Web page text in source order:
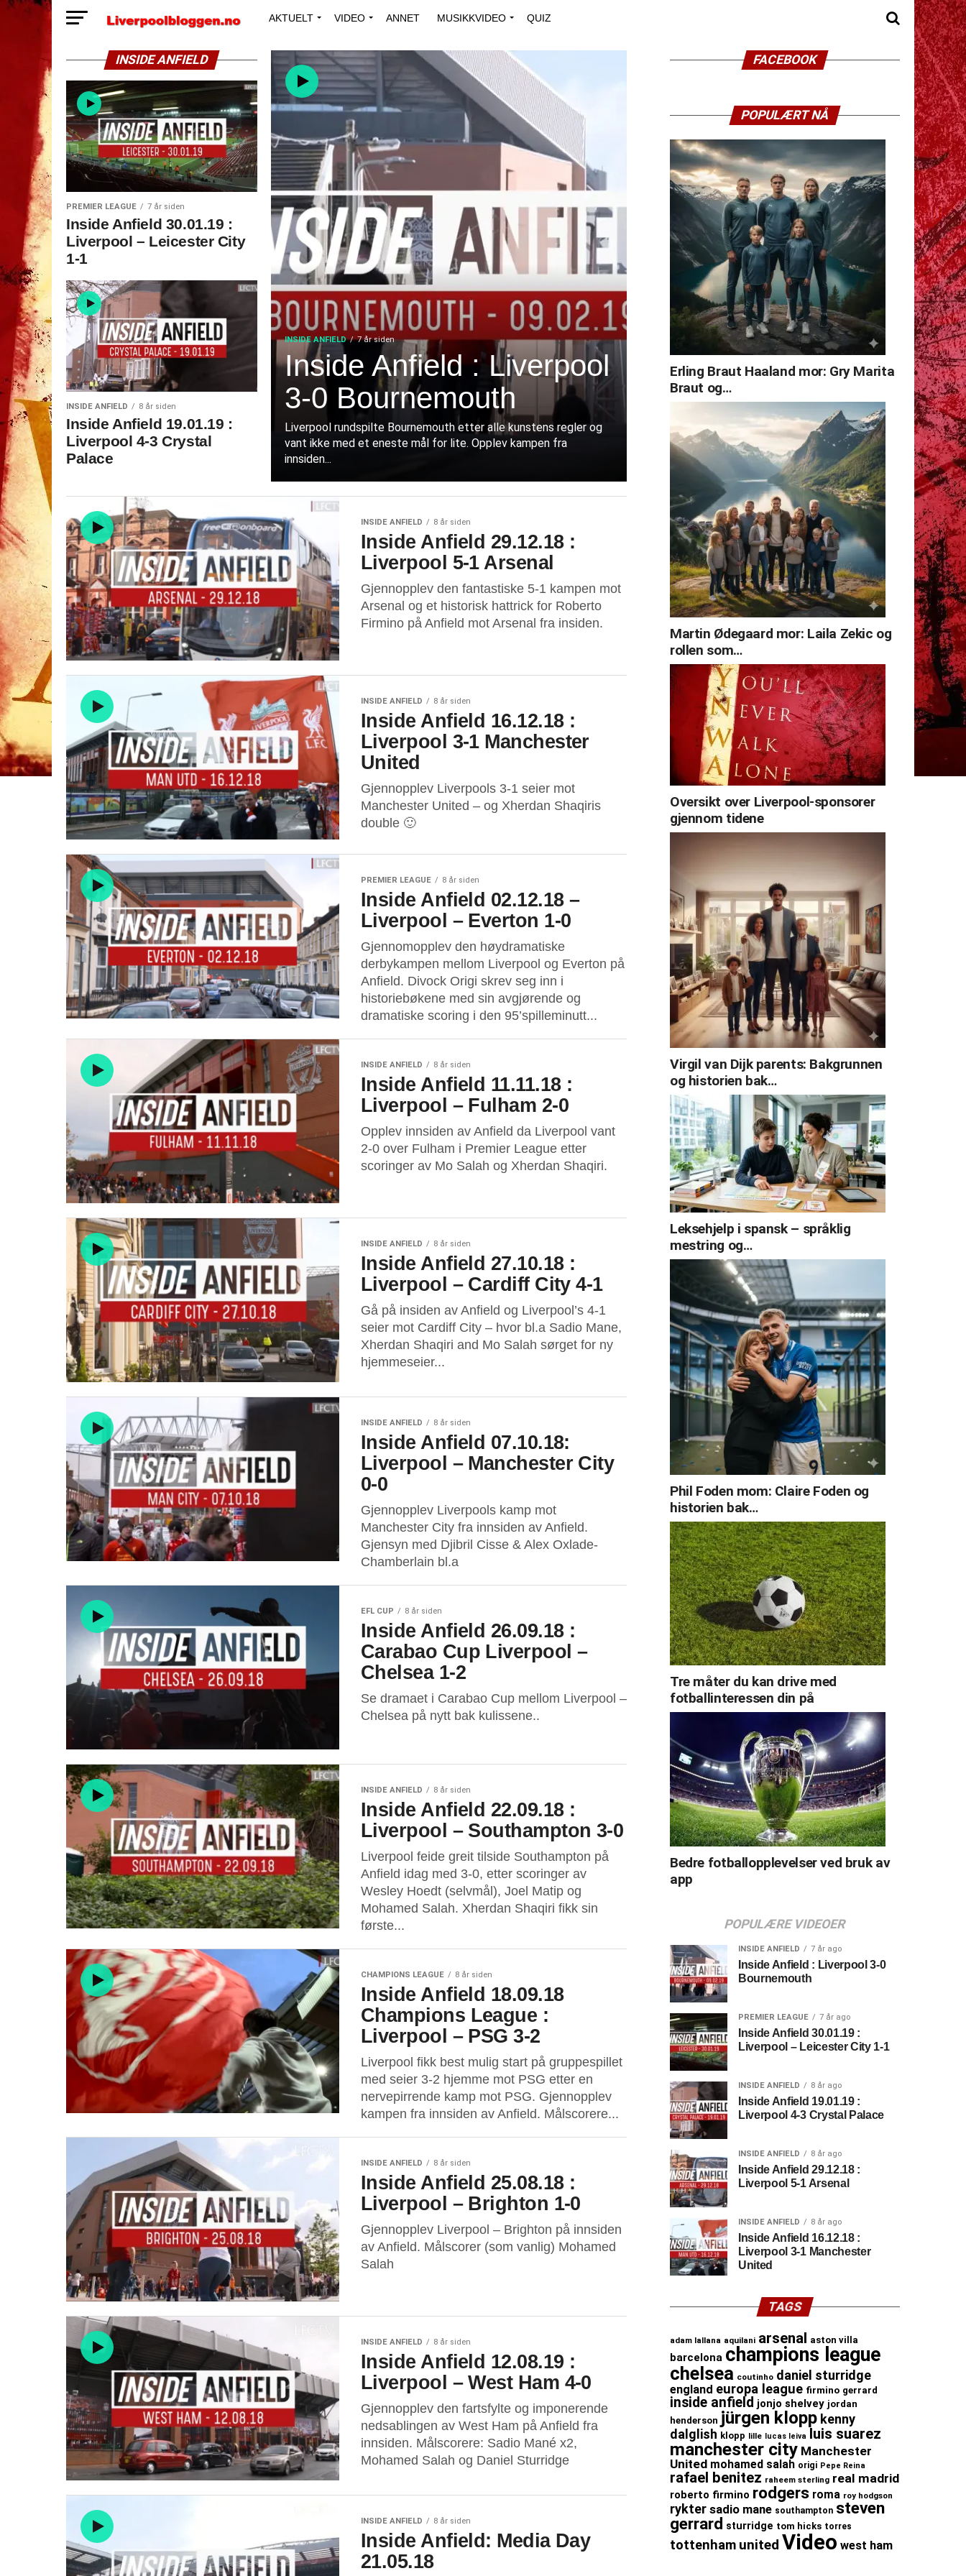
AKTUELT VIDEO ANNET MUSIKKVIDEO QUIZ
INSIDE ANFIELD 7 år siden
Inside Anfield : Liverpool
3-0 Bournemouth
Liverpool rundspilte Bournemouth etter alle kunstens regler og
vant ikke med et eneste mål for lite. Opplev kampen fra
innsiden...
INSIDE ANFIELD
PREMIER LEAGUE 7 år siden
Inside Anfield 30.01.19 :
Liverpool – Leicester City
1-1
INSIDE ANFIELD 8 år siden
Inside Anfield 19.01.19 :
Liverpool 4-3 Crystal
Palace
INSIDE ANFIELD 8 år siden
Inside Anfield 29.12.18 :
Liverpool 5-1 Arsenal
Gjennopplev den fantastiske 5-1 kampen mot
Arsenal og et historisk hattrick for Roberto
Firmino på Anfield mot Arsenal fra insiden.
INSIDE ANFIELD 8 år siden
Inside Anfield 16.12.18 :
Liverpool 3-1 Manchester
United
Gjennopplev Liverpools 3-1 seier mot
Manchester United – og Xherdan Shaqiris
double 🙂
PREMIER LEAGUE 8 år siden
Inside Anfield 02.12.18 –
Liverpool – Everton 1-0
Gjennomopplev den høydramatiske
derbykampen mellom Liverpool og Everton på
Anfield. Divock Origi skrev seg inn i
historiebøkene med sin avgjørende og
dramatiske scoring i den 95’spilleminutt...
INSIDE ANFIELD 8 år siden
Inside Anfield 11.11.18 :
Liverpool – Fulham 2-0
Opplev innsiden av Anfield da Liverpool vant
2-0 over Fulham i Premier League etter
scoringer av Mo Salah og Xherdan Shaqiri.
INSIDE ANFIELD 8 år siden
Inside Anfield 27.10.18 :
Liverpool – Cardiff City 4-1
Gå på insiden av Anfield og Liverpool’s 4-1
seier mot Cardiff City – hvor bl.a Sadio Mane,
Xherdan Shaqiri and Mo Salah sørget for ny
hjemmeseier...
INSIDE ANFIELD 8 år siden
Inside Anfield 07.10.18:
Liverpool – Manchester City
0-0
Gjennopplev Liverpools kamp mot
Manchester City fra innsiden av Anfield.
Gjensyn med Djibril Cisse & Alex Oxlade-
Chamberlain bl.a
EFL CUP 8 år siden
Inside Anfield 26.09.18 :
Carabao Cup Liverpool –
Chelsea 1-2
Se dramaet i Carabao Cup mellom Liverpool –
Chelsea på nytt bak kulissene..
INSIDE ANFIELD 8 år siden
Inside Anfield 22.09.18 :
Liverpool – Southampton 3-0
Liverpool feide greit tilside Southampton på
Anfield idag med 3-0, etter scoringer av
Wesley Hoedt (selvmål), Joel Matip og
Mohamed Salah. Xherdan Shaqiri fikk sin
første...
CHAMPIONS LEAGUE 8 år siden
Inside Anfield 18.09.18
Champions League :
Liverpool – PSG 3-2
Liverpool fikk best mulig start på gruppespillet
med seier 3-2 hjemme mot PSG etter en
nervepirrende kamp mot PSG. Gjennopplev
kampen fra innsiden av Anfield. Målscorere...
INSIDE ANFIELD 8 år siden
Inside Anfield 25.08.18 :
Liverpool – Brighton 1-0
Gjennopplev Liverpool – Brighton på innsiden
av Anfield. Målscorer (som vanlig) Mohamed
Salah
INSIDE ANFIELD 8 år siden
Inside Anfield 12.08.19 :
Liverpool – West Ham 4-0
Gjennopplev den fartsfylte og imponerende
nedsablingen av West Ham på Anfield fra
innsiden. Målscorere: Sadio Mané x2,
Mohamed Salah og Daniel Sturridge
INSIDE ANFIELD 8 år siden
Inside Anfield: Media Day
21.05.18
FACEBOOK
POPULÆRT NÅ
Erling Braut Haaland mor: Gry Marita
Braut og…
Martin Ødegaard mor: Laila Zekic og
rollen som…
Oversikt over Liverpool-sponsorer
gjennom tidene
Virgil van Dijk parents: Bakgrunnen
og historien bak…
Leksehjelp i spansk – språklig
mestring og…
Phil Foden mom: Claire Foden og
historien bak…
Tre måter du kan drive med
fotballinteressen din på
Bedre fotballopplevelser ved bruk av
app
POPULÆRE VIDEOER
INSIDE ANFIELD 7 år ago
Inside Anfield : Liverpool 3-0
Bournemouth
PREMIER LEAGUE 7 år ago
Inside Anfield 30.01.19 :
Liverpool – Leicester City 1-1
INSIDE ANFIELD 8 år ago
Inside Anfield 19.01.19 :
Liverpool 4-3 Crystal Palace
INSIDE ANFIELD 8 år ago
Inside Anfield 29.12.18 :
Liverpool 5-1 Arsenal
INSIDE ANFIELD 8 år ago
Inside Anfield 16.12.18 :
Liverpool 3-1 Manchester
United
TAGS
adam lallana aquilani arsenal aston villa
barcelona champions league
chelsea coutinho daniel sturridge
england europa league firmino gerrard
inside anfield jonjo shelvey jordan
henderson jürgen klopp kenny
dalglish klopp lille lucas leiva luis suarez
manchester city Manchester
United mohamed salah origi Pepe Reina
rafael benitez raheem sterling real madrid
roberto firmino rodgers roma roy hodgson
rykter sadio mane southampton steven
gerrard sturridge tom hicks torres
tottenham united Video west ham